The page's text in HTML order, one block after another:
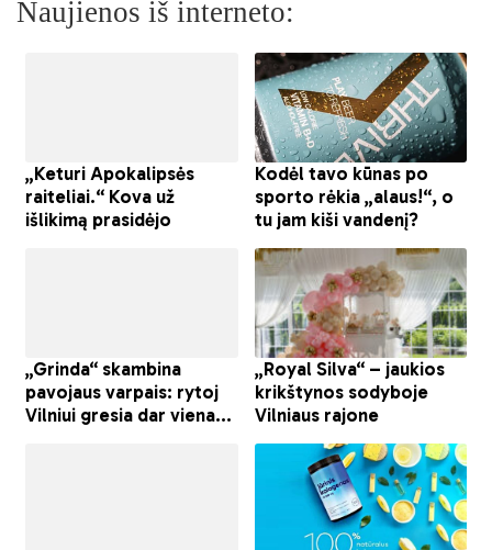
Naujienos iš interneto: